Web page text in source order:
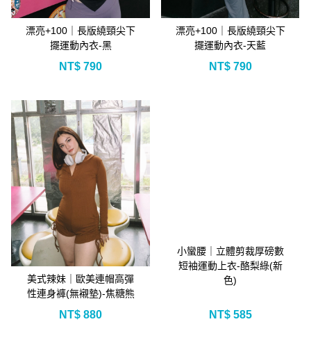
漂亮+100｜長版繞頸尖下
擺運動內衣-黑
NT$ 790
漂亮+100｜長版繞頸尖下
擺運動內衣-天藍
NT$790
美式辣妹｜歐美連帽高彈
性連身褲(無襯墊)-焦糖熊
NT$ 880
小蠻腰｜立體剪裁厚磅數
短袖運動上衣-酪梨綠(新
色)
NT$585